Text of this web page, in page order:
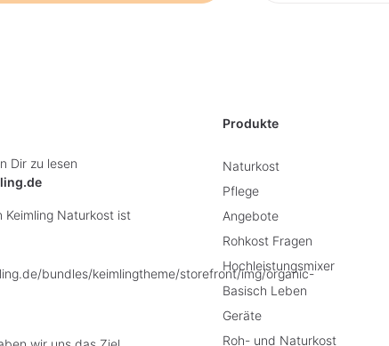
Dir zu lesen
Keimling Naturkost ist
Produkte
Naturkost
Pflege
Angebote
Rohkost Fragen
Hochleistungsmixer
Basisch Leben
Geräte
Roh- und Naturkost